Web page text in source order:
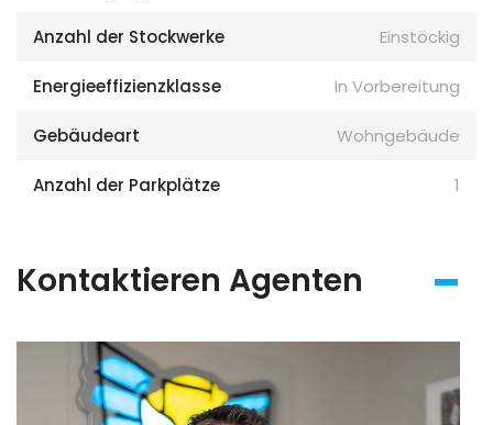
Anzahl der Stockwerke Einstöckig
Energieeffizienzklasse In Vorbereitung
Gebäudeart Wohngebäude
Anzahl der Parkplätze 1
Kontaktieren Agenten